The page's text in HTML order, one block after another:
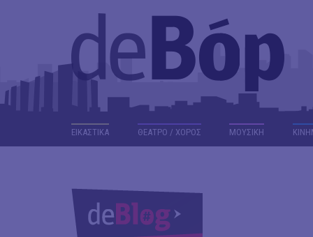
ΕΙΚΑΣΤΙΚΑ ΘΕΑΤΡΟ / ΧΟΡΟΣ ΜΟΥΣΙΚΗ